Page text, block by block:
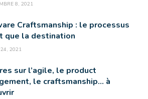
8, 2021
Craftsmanship : le processus
que la destination
2021
sur l’agile, le product
le craftsmanship… à